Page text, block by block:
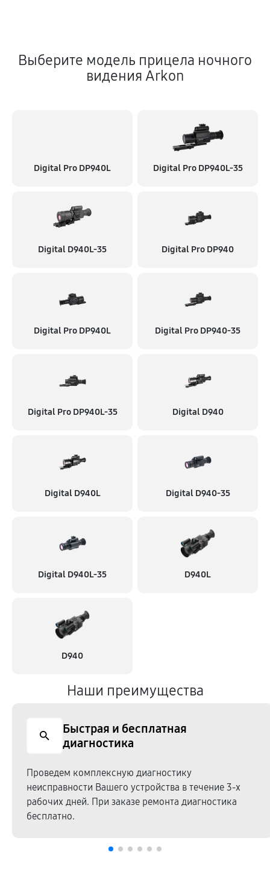
Выберите модель прицела ночного
видения Arkon
Digital Pro DP940L Digital Pro DP940L-35
Digital D940L-35 Digital Pro DP940
Digital Pro DP940L Digital Pro DP940-35
Digital Pro DP940L-35 Digital D940
Digital D940L Digital D940-35
Digital D940L-35 D940L
D940
Наши преимущества
Быстрая и бесплатная
диагностика
Проведем комплексную диагностику
неисправности Вашего устройства в течение 3-х
рабочих дней. При заказе ремонта диагностика
бесплатно.